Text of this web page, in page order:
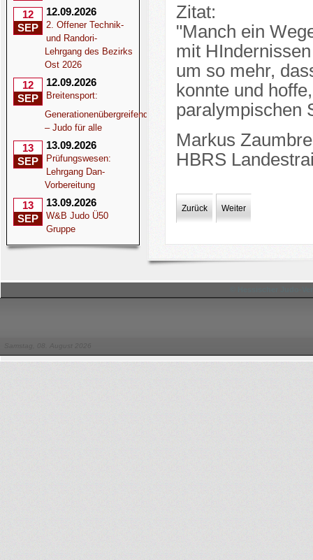
12
SEP
12.09.2026
2. Offener Technik-
und Randori-
Lehrgang des Bezirks
Ost 2026
12
SEP
12.09.2026
Breitensport:
Generationenübergreifend
– Judo für alle
13
SEP
13.09.2026
Prüfungswesen:
Lehrgang Dan-
Vorbereitung
13
SEP
13.09.2026
W&B Judo Ü50
Gruppe
Zitat:
"Manch ein
mit
um so mehr,
konnte und
paralympischen
Markus
HBRS
Zurück Weiter